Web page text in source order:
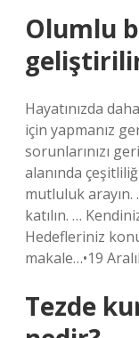
Olumlu
Hayatınızda
için yapmanız
sorunlarınızı
alanında
mutluluk
katılın. …
Hedefleriniz
makale…•19
Tezde